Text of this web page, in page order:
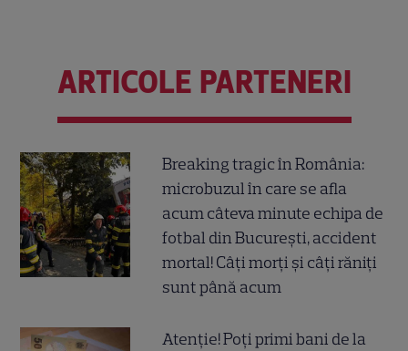
ARTICOLE PARTENERI
Breaking tragic în România:
microbuzul în care se afla
acum câteva minute echipa de
fotbal din București, accident
mortal! Câți morți și câți răniți
sunt până acum
Atenție! Poți primi bani de la